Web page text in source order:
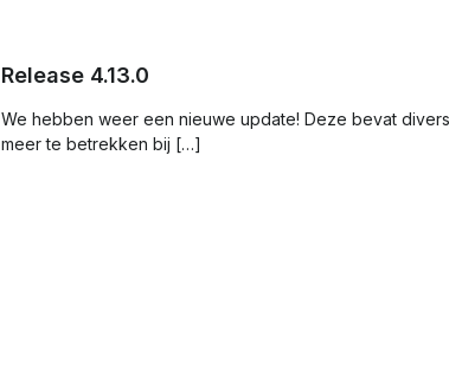
evenementen
Documenten
Upload en deel bestanden zoals
Release 4.13.0
We hebben weer een nieuwe update! Deze bevat
meer te betrekken bij […]